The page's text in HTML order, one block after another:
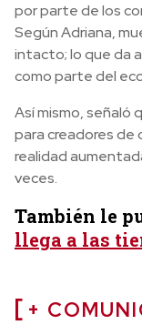
por parte de los
Según Adriana,
intacto; lo que da
como parte del
Así mismo, señaló
para creadores de
realidad
veces.
También le
llega a las
+